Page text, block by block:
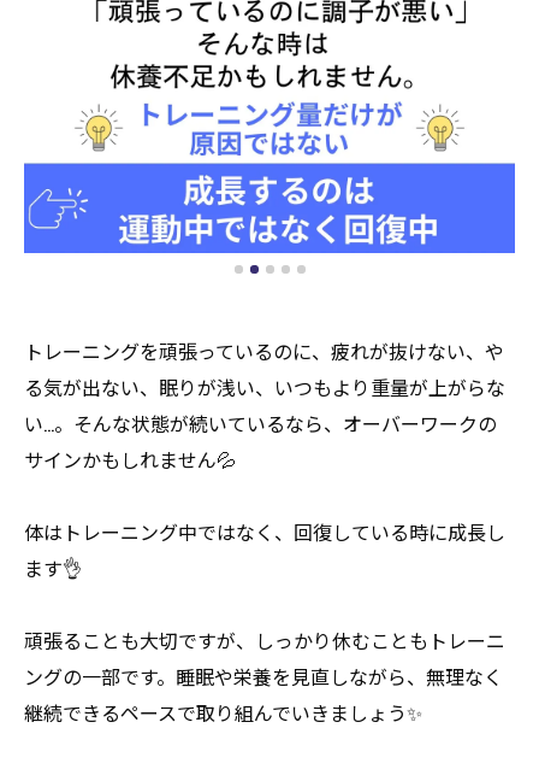
トレーニングを頑張っているのに、疲れが抜けない、や
る気が出ない、眠りが浅い、いつもより重量が上がらな
い…。そんな状態が続いているなら、オーバーワークの
サインかもしれません💦
体はトレーニング中ではなく、回復している時に成長し
ます👌
頑張ることも大切ですが、しっかり休むこともトレーニ
ングの一部です。睡眠や栄養を見直しながら、無理なく
継続できるペースで取り組んでいきましょう✨